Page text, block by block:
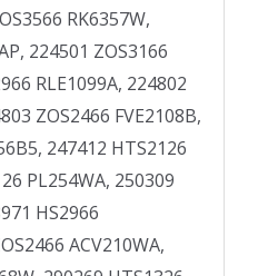
RK6357W,
224501 ZOS3166
RLE1099A, 224802
ZOS2466 FVE2108B,
247412 HTS2126
PL254WA, 250309
HS2966
ACV210WA,